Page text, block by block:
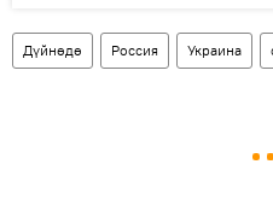
Дүйнөдө Россия Украина